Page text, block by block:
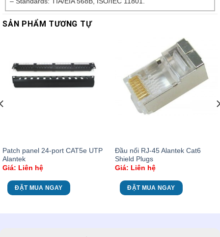
SẢN PHẨM TƯƠNG TỰ
Patch panel 24-port CAT5e UTP
Alantek
Giá: Liên hệ
ĐẶT MUA NGAY
Đầu nối RJ-45 Alantek Cat6
Shield Plugs
Giá: Liên hệ
ĐẶT MUA NGAY